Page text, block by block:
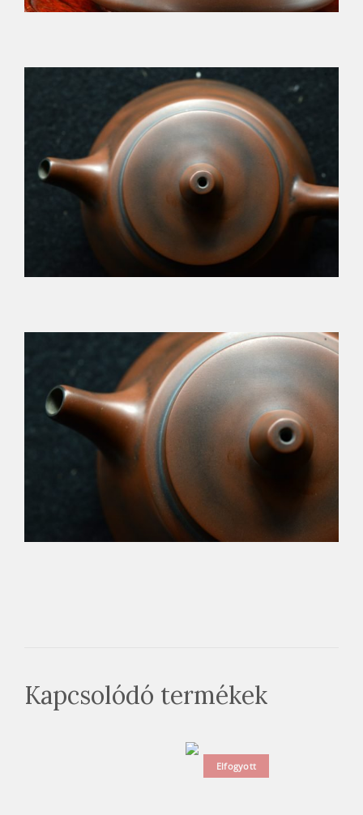
Kapcsolódó termékek
Elfogyott